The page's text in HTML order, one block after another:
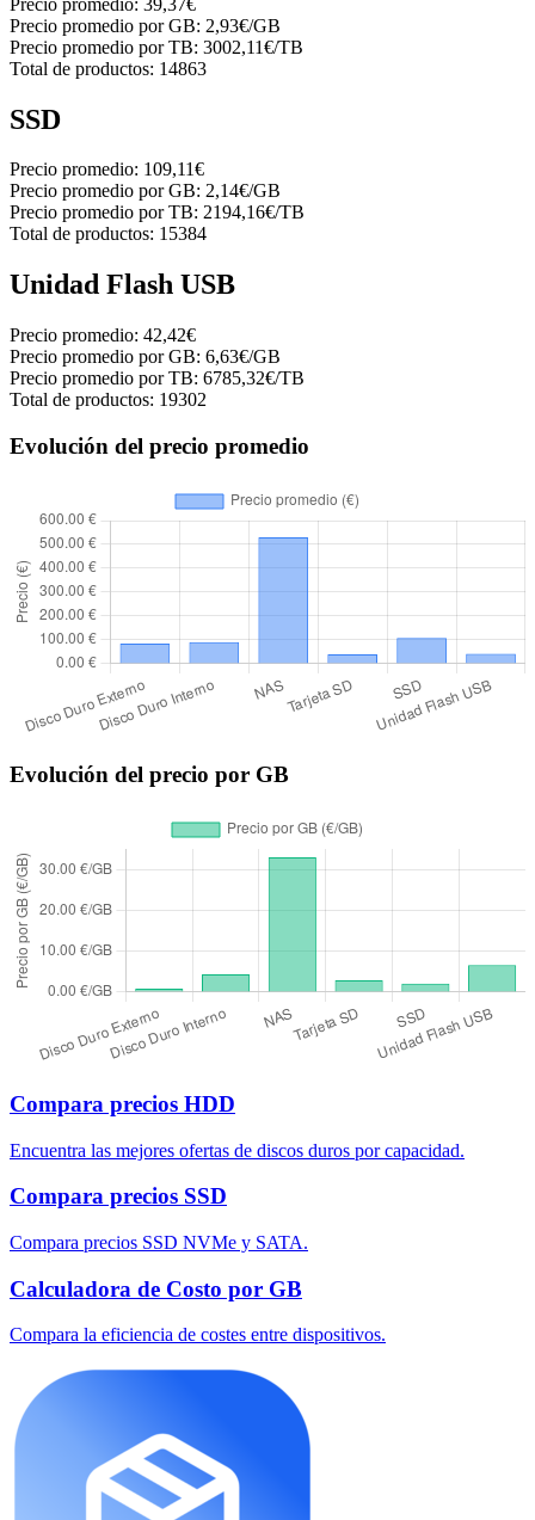
Precio promedio por GB: 2,93€/GB
Precio promedio por TB: 3002,11€/TB
Total de productos: 14863
SSD
Precio promedio: 109,11€
Precio promedio por GB: 2,14€/GB
Precio promedio por TB: 2194,16€/TB
Total de productos: 15384
Unidad Flash USB
Precio promedio: 42,42€
Precio promedio por GB: 6,63€/GB
Precio promedio por TB: 6785,32€/TB
Total de productos: 19302
Evolución del precio promedio
Evolución del precio por GB
Compara precios HDD
Encuentra las mejores ofertas de discos duros por capacidad.
Compara precios SSD
Compara precios SSD NVMe y SATA.
Calculadora de Costo por GB
Compara la eficiencia de costes entre dispositivos.